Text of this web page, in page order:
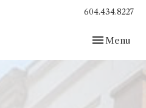
604.434.8227
Toggle
Menu